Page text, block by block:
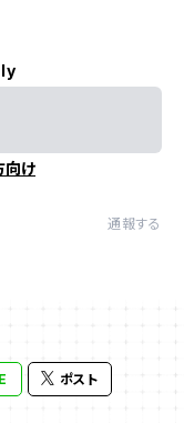
向け
通報する
ポスト